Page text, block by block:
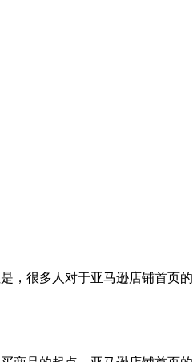
，很多人对于亚马逊店铺首页